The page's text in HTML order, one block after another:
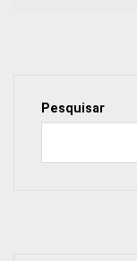
Pesquisar